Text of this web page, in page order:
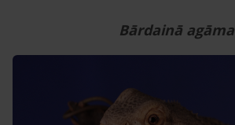
Bārdainā agāma